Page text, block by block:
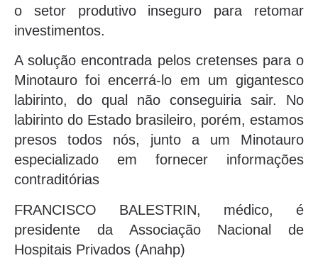
o setor produtivo inseguro para retomar
investimentos.
A solução encontrada pelos cretenses para o
Minotauro foi encerrá-lo em um gigantesco
labirinto, do qual não conseguiria sair. No
labirinto do Estado brasileiro, porém, estamos
presos todos nós, junto a um Minotauro
especializado em fornecer informações
contraditórias
FRANCISCO BALESTRIN, médico, é
presidente da Associação Nacional de
Hospitais Privados (Anahp)